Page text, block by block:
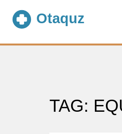
TAG: